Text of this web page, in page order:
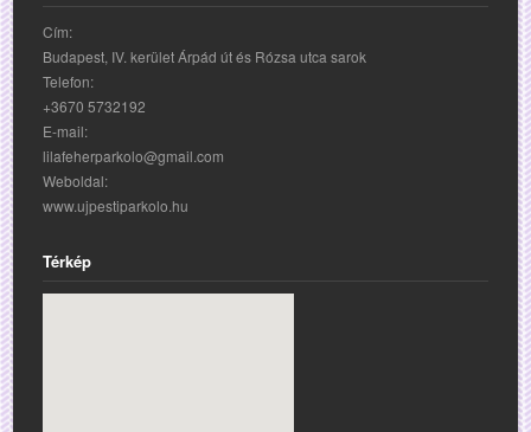
Cím:
Budapest, IV. kerület Árpád út és Rózsa utca sarok
Telefon:
+3670 5732192
E-mail:
lilafeherparkolo@gmail.com
Weboldal:
www.ujpestiparkolo.hu
Térkép